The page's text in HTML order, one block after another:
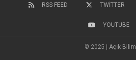
RSS FEED TWITTER
YOUTUBE
© 2025 | Açık Bilim